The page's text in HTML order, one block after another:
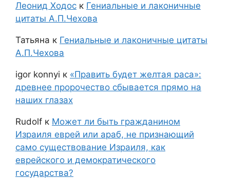
Леонид Ходос к Гениальные и лаконичные
цитаты А.П.Чехова
Татьяна к Гениальные и лаконичные цитаты
А.П.Чехова
igor konnyi к «Править будет желтая раса»:
древнее пророчество сбывается прямо на
наших глазах
Rudolf к Может ли быть гражданином
Израиля еврей или араб, не признающий
само существование Израиля, как
еврейского и демократического
государства?